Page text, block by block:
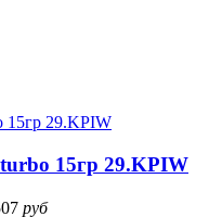
15гр 29.KPIW
руб